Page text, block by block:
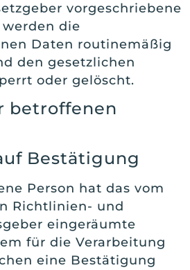
vorgeschriebene
die
Daten routinemäßig
den gesetzlichen
oder gelöscht.
betroffenen
Bestätigung
Person hat das vom
Richtlinien- und
eingeräumte
für die Verarbeitung
eine Bestätigung